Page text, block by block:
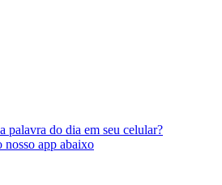
palavra do dia em seu celular?
nosso app abaixo